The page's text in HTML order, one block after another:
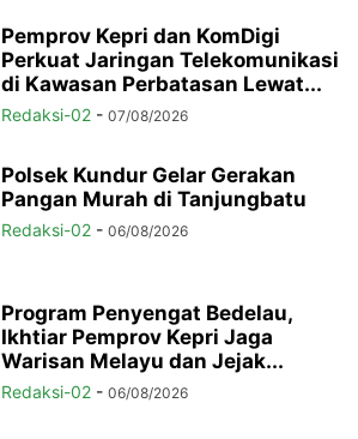
Pemprov Kepri dan KomDigi
Perkuat Jaringan Telekomunikasi
di Kawasan Perbatasan Lewat...
Redaksi-02 - 07/08/2026
Polsek Kundur Gelar Gerakan
Pangan Murah di Tanjungbatu
Redaksi-02 - 06/08/2026
Program Penyengat Bedelau,
Ikhtiar Pemprov Kepri Jaga
Warisan Melayu dan Jejak...
Redaksi-02 - 06/08/2026